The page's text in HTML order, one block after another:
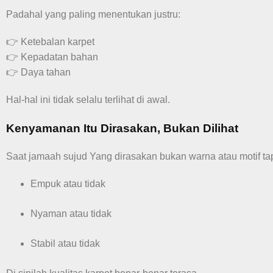
Padahal yang paling menentukan justru:
👉 Ketebalan karpet
👉 Kepadatan bahan
👉 Daya tahan
Hal-hal ini tidak selalu terlihat di awal.
Kenyamanan Itu Dirasakan, Bukan Dilihat
Saat jamaah sujud Yang dirasakan bukan warna atau motif
Empuk atau tidak
Nyaman atau tidak
Stabil atau tidak